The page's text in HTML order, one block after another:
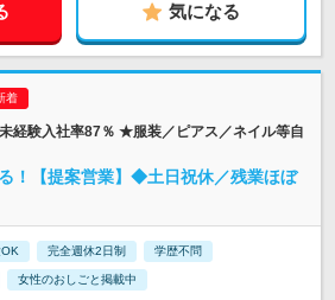
気になる
経験入社率87％ ★服装／ピアス／ネイル等自
！【提案営業】◆土日祝休／残業ほぼ
完全週休2日制 学歴不問
女性のおしごと掲載中